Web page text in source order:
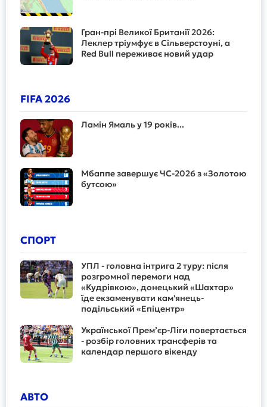
Гран-прі Великої Британії 2026:
Леклер тріумфує в Сільверстоуні, а
Red Bull переживає новий удар
FIFA 2026
Ламін Ямаль у 19 років...
Мбаппе завершує ЧС-2026 з «Золотою
бутсою»
СПОРТ
УПЛ - головна інтрига 2 туру: після
розгромної перемоги над
«Кудрівкою», донецький «Шахтар»
їде екзаменувати кам'янець-
подільський «Епіцентр»
Української Прем’єр-Ліги повертається
- розбір головних трансферів та
календар першого вікенду
АВТО